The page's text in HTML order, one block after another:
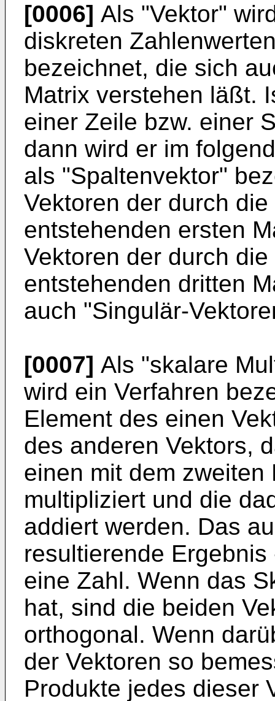
[0006] Als "Vektor"
diskreten
bezeichnet, die sich
Matrix verstehen läßt.
einer Zeile bzw. einer
dann wird er im
als "Spaltenvektor"
Vektoren der durch
entstehenden ersten
Vektoren der durch
entstehenden dritten
auch "Singulär-
[0007] Als "skalare
wird ein Verfahren
Element des einen
des anderen Vektors,
einen mit dem
multipliziert und die
addiert werden. Das
resultierende
eine Zahl. Wenn das
hat, sind die beiden
orthogonal. Wenn
der Vektoren so
Produkte jedes dieser